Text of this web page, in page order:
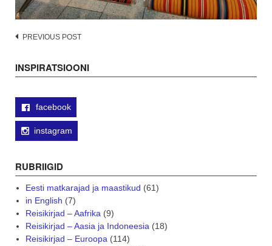
Post
PREVIOUS POST
INSPIRATSIOONI
facebook
instagram
RUBRIIGID
Eesti matkarajad ja maastikud (61)
in English (7)
Reisikirjad – Aafrika(9)
Reisikirjad – Aasia ja Indoneesia(18)
Reisikirjad – Euroopa(114)